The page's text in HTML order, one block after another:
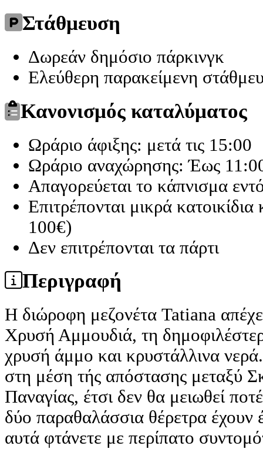
Στάθμευση
Δωρεάν δημόσιο πάρκινγκ
Ελεύθερη παρακείμενη
Κανονισμός καταλύματος
Ωράριο άφιξης: μετά τις 15:00
Ωράριο αναχώρησης: Έως
Απαγορεύεται το κάπνισμα
Επιτρέπονται μικρά
100€)
Δεν επιτρέπονται τα πάρτι
Περιγραφή
Η διώροφη μεζονέτα Tatiana
Χρυσή Αμμουδιά, τη
χρυσή άμμο και κρυστάλλινα
στη μέση τής απόστασης μεταξύ
Παναγίας, έτσι δεν θα μειωθεί
δύο παραθαλάσσια θέρετρα έχουν
αυτά φτάνετε με περίπατο